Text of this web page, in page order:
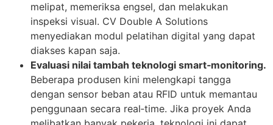
melipat, memeriksa engsel, dan melakukan
inspeksi visual. CV Double A Solutions
menyediakan modul pelatihan digital yang dapat
diakses kapan saja.
Evaluasi nilai tambah teknologi smart‑monitoring.
Beberapa produsen kini melengkapi tangga
dengan sensor beban atau RFID untuk memantau
penggunaan secara real‑time. Jika proyek Anda